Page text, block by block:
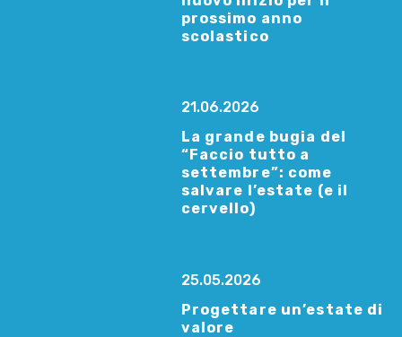
prossimo anno
scolastico
21.06.2026
La grande bugia del
“Faccio tutto a
settembre”: come
salvare l’estate (e il
cervello)
25.05.2026
Progettare un’estate di
valore